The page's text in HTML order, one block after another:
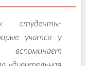
учатся у